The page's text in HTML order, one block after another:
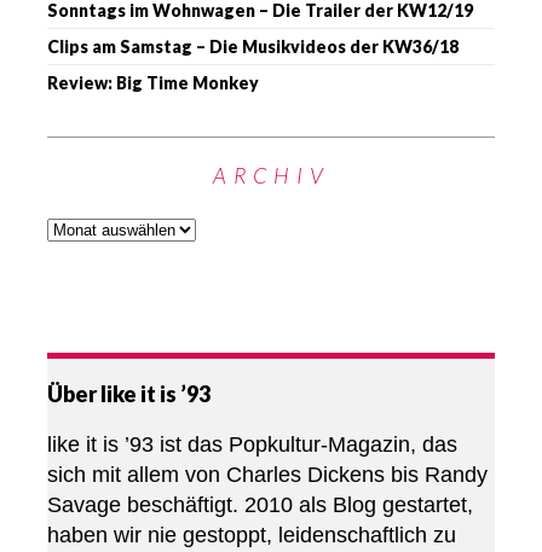
Sonntags im Wohnwagen – Die Trailer der KW12/19
Clips am Samstag – Die Musikvideos der KW36/18
Review: Big Time Monkey
ARCHIV
Über like it is ’93
like it is ’93 ist das Popkultur-Magazin, das
sich mit allem von Charles Dickens bis Randy
Savage beschäftigt. 2010 als Blog gestartet,
haben wir nie gestoppt, leidenschaftlich zu